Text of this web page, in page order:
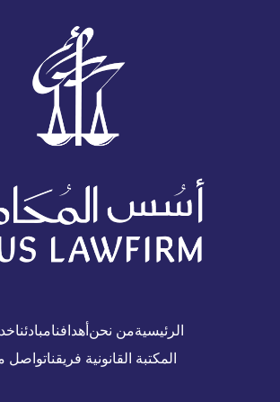
الرئيسيةمن نحنأهدافنامبادئنا
المكتبة القانونية فريقناتواصل